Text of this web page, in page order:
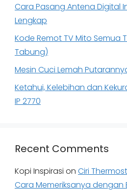
Cara Pasang Antena Digital
Lengkap
Kode Remot TV Mito Semua
Tabung)
Mesin Cuci Lemah
Ketahui, Kelebihan dan
IP 2770
Recent Comments
Kopi Inspirasi on Ciri
Cara Memeriksanya dengan